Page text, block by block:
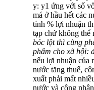
y: y1 ứng với số
má ở hầu hết các
tính % lợi nhuận
tạp chứ không
bóc lột thì cũng
phẩm cho xã hội:
nếu lợi nhuận của
nước tăng thuế,
xuất phải mất
nước và công